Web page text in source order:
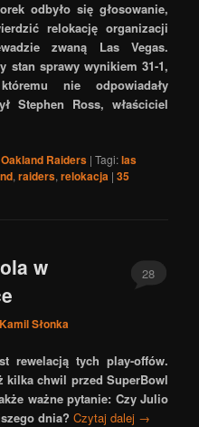
odbyło się głosowanie,
relokację organizacji
zwaną Las Vegas.
stan sprawy wynikiem 31-1,
nie odpowiadały
Stephen Ross, właściciel
Oakland Raiders |Tagi:las
,raiders,relokacja |35
w
Kamil Słonka
28
rewelacją tych play-offów.
kilka chwil przed SuperBowl
ważne pytanie: Czy Julio
dnia? Czytaj dalej →